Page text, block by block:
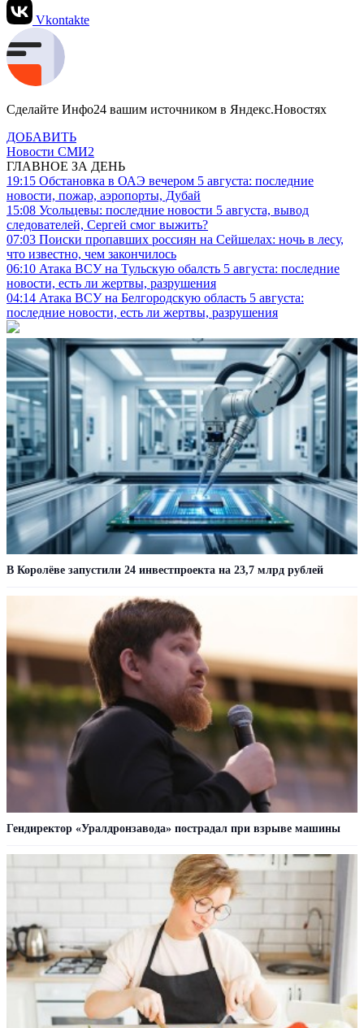
Vkontakte
Сделайте Инфо24 вашим источником в Яндекс.Новостях
ДОБАВИТЬ
Новости СМИ2
ГЛАВНОЕ ЗА ДЕНЬ
19:15 Обстановка в ОАЭ вечером 5 августа: последние
новости, пожар, аэропорты, Дубай
15:08 Усольцевы: последние новости 5 августа, вывод
следователей, Сергей смог выжить?
07:03 Поиски пропавших россиян на Сейшелах: ночь в лесу,
что известно, чем закончилось
06:10 Атака ВСУ на Тульскую обалсть 5 августа: последние
новости, есть ли жертвы, разрушения
04:14 Атака ВСУ на Белгородскую область 5 августа:
последние новости, есть ли жертвы, разрушения
В Королёве запустили 24 инвестпроекта на 23,7 млрд рублей
Гендиректор «Уралдронзавода» пострадал при взрыве машины